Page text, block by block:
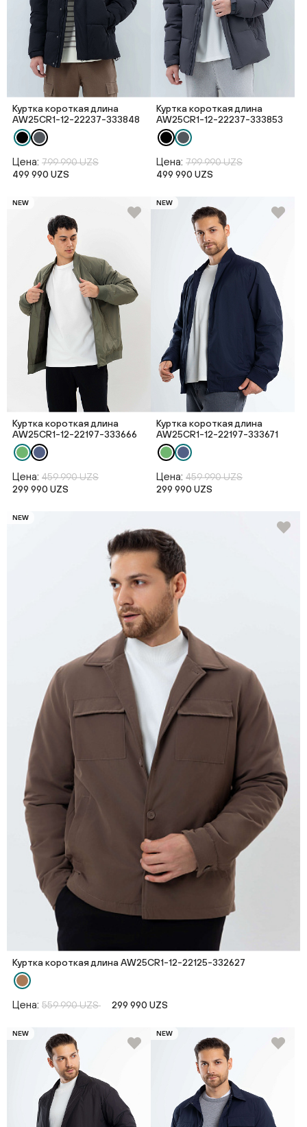
Куртка короткая длина
AW25CR1-12-22237-333848
Цена: 799 990 UZS
499 990 UZS
Куртка короткая длина
AW25CR1-12-22237-333853
Цена: 799 990 UZS
499 990 UZS
NEW
Куртка короткая длина
AW25CR1-12-22197-333666
Цена: 459 990 UZS
299 990 UZS
NEW
Куртка короткая длина
AW25CR1-12-22197-333671
Цена: 459 990 UZS
299 990 UZS
NEW
Куртка короткая длина AW25CR1-12-22125-332627
Цена: 559 990 UZS 299 990 UZS
NEW NEW